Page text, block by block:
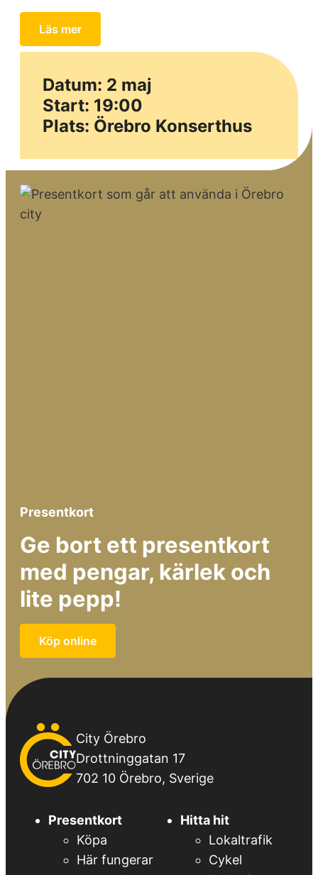
Läs mer
Datum: 2 maj
Start: 19:00
Plats: Örebro Konserthus
Presentkort
Ge bort ett presentkort
med pengar, kärlek och
lite pepp!
Köp online
City
Örebro
City Örebro
Drottninggatan 17
702 10 Örebro, Sverige
Presentkort
Köpa
Här fungerar
Hitta hit
Lokaltrafik
Cykel